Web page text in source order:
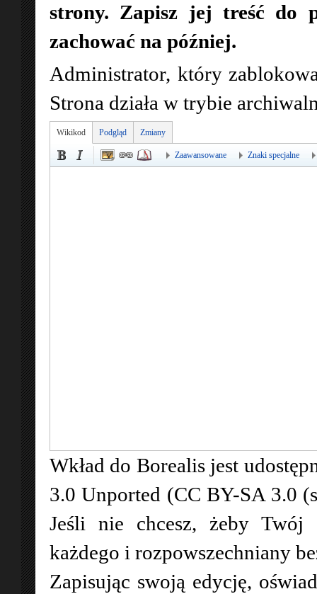
strony. Zapisz jej treść do
zachować na później.
Administrator, który
Strona działa w trybie
Wikikod Podgląd Zmiany
Zaawansowane Znaki specjalne
Wkład do Borealis jest
3.0 Unported (CC BY-SA 3.0
Jeśli nie chcesz, żeby Twój
każdego i rozpowszechniany
Zapisując swoją edycję,